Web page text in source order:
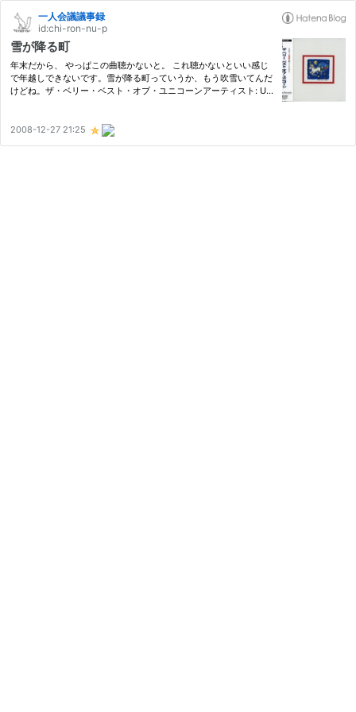
一人会議議事録
id:chi-ron-nu-p
雪が降る町
年末だから、 やっぱこの曲聴かないと。 これ聴かないといい感じ
で年越しできないです。雪が降る町っていうか、もう吹雪いてんだ
けどね。ザ・ベリー・ベスト・オブ・ユニコーンアーティスト: UN
2008-12-27 21:25